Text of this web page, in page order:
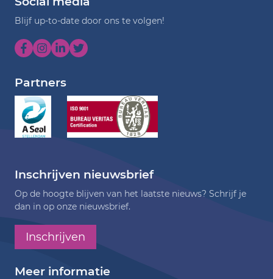
Blijf up-to-date door ons te volgen!
Partners
Inschrijven nieuwsbrief
Op de hoogte blijven van het laatste nieuws? Schrijf je
dan in op onze nieuwsbrief.
Inschrijven
Meer informatie